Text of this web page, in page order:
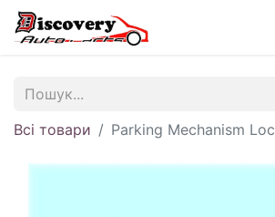
Всі товари Parking Mechanism